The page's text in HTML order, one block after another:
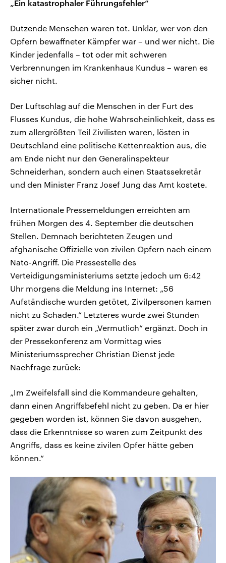
„Ein katastrophaler Führungsfehler“
Dutzende Menschen waren tot. Unklar, wer von den
Opfern bewaffneter Kämpfer war – und wer nicht. Die
Kinder jedenfalls – tot oder mit schweren
Verbrennungen im Krankenhaus Kundus – waren es
sicher nicht.
Der Luftschlag auf die Menschen in der Furt des
Flusses Kundus, die hohe Wahrscheinlichkeit, dass es
zum allergrößten Teil Zivilisten waren, lösten in
Deutschland eine politische Kettenreaktion aus, die
am Ende nicht nur den Generalinspekteur
Schneiderhan, sondern auch einen Staatssekretär
und den Minister Franz Josef Jung das Amt kostete.
Internationale Pressemeldungen erreichten am
frühen Morgen des 4. September die deutschen
Stellen. Demnach berichteten Zeugen und
afghanische Offizielle von zivilen Opfern nach einem
Nato-Angriff. Die Pressestelle des
Verteidigungsministeriums setzte jedoch um 6:42
Uhr morgens die Meldung ins Internet: „56
Aufständische wurden getötet, Zivilpersonen kamen
nicht zu Schaden.“ Letzteres wurde zwei Stunden
später zwar durch ein „Vermutlich“ ergänzt. Doch in
der Pressekonferenz am Vormittag wies
Ministeriumssprecher Christian Dienst jede
Nachfrage zurück:
„Im Zweifelsfall sind die Kommandeure gehalten,
dann einen Angriffsbefehl nicht zu geben. Da er hier
gegeben worden ist, können Sie davon ausgehen,
dass die Erkenntnisse so waren zum Zeitpunkt des
Angriffs, dass es keine zivilen Opfer hätte geben
können.“